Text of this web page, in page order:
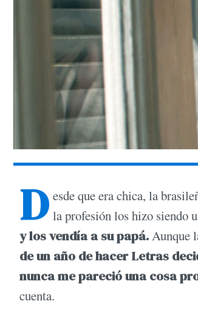
D esde que era chica, la
la profesión los hizo siendo
y los vendía a su papá.Aunque
de un año de hacer Letras
nunca me pareció una cosa
cuenta.